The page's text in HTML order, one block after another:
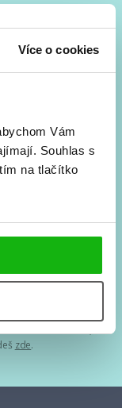
Více o cookies
Vám
Souhlas s
na tlačítko
do mailu!
osobních údajů
si
zde.